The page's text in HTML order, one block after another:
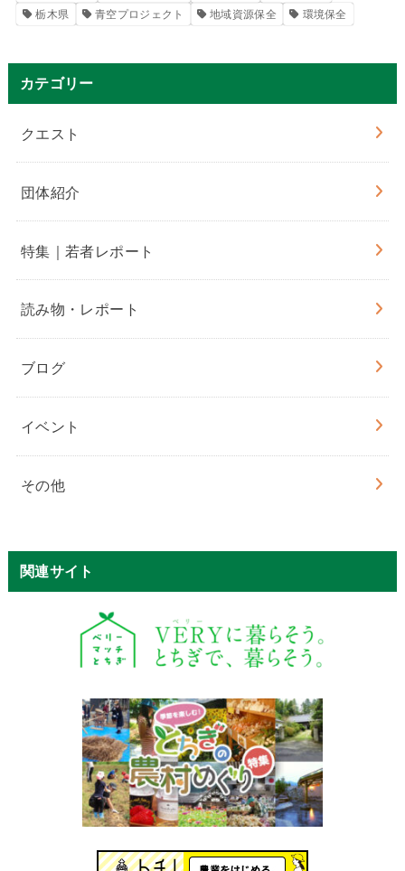
栃木県
青空プロジェクト 地域資源保全 環境保全
カテゴリー
クエスト
団体紹介
特集｜若者レポート
読み物・レポート
ブログ
イベント
その他
関連サイト